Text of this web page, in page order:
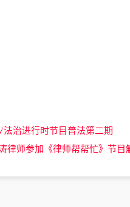
法治进行时节目普法第二期
律师参加《律师帮帮忙》节目